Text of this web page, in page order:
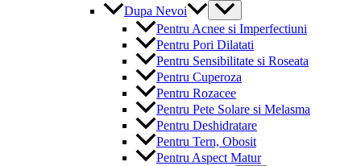
Dupa Nevoi
Menu
Toggle
Pentru Acnee si Imperfectiuni
Pentru Pori Dilatati
Pentru Sensibilitate si Roseata
Pentru Cuperoza
Pentru Rozacee
Pentru Pete Solare si Melasma
Pentru Deshidratare
Pentru Tern, Obosit
Pentru Aspect Matur